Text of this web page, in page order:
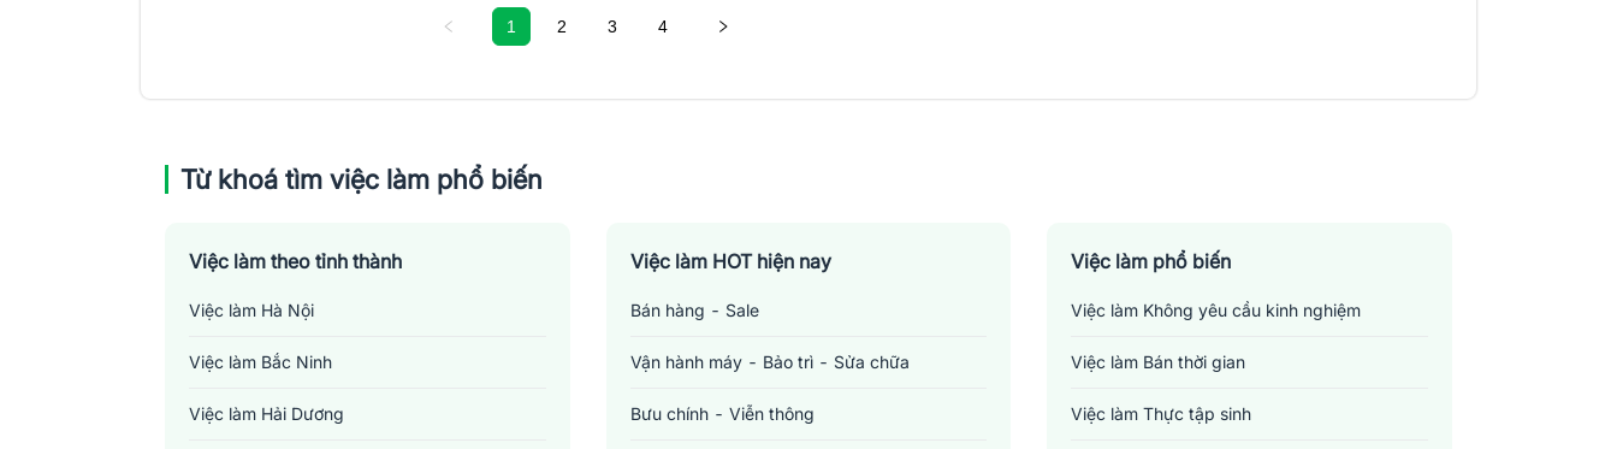
1 2 3 4
Từ khoá tìm việc làm phổ biến
Việc làm theo tỉnh thành
Việc làm Hà Nội
Việc làm Bắc Ninh
Việc làm Hải Dương
Việc làm HOT hiện nay
Bán hàng - Sale
Vận hành máy - Bảo trì - Sửa chữa
Bưu chính - Viễn thông
Việc làm phổ biến
Việc làm Không yêu cầu kinh nghiệm
Việc làm Bán thời gian
Việc làm Thực tập sinh